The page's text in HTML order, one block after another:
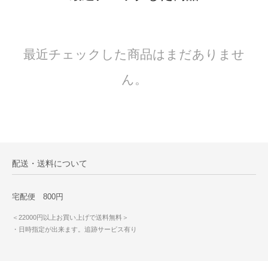
最近チェックした商品はまだありませ
ん。
配送・送料について
宅配便 800円
＜22000円以上お買い上げで送料無料＞
・日時指定が出来ます。追跡サービス有り